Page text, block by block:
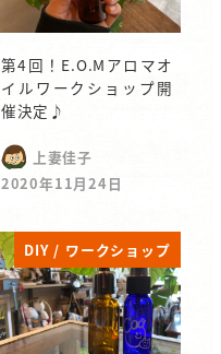
第4回！E.O.Mアロマオ
イルワークショップ開
催決定♪
上妻佳子
2020年11月24日
DIY / ワークショップ